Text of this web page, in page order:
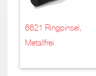
6621 Ringpinsel,
Metallfrei